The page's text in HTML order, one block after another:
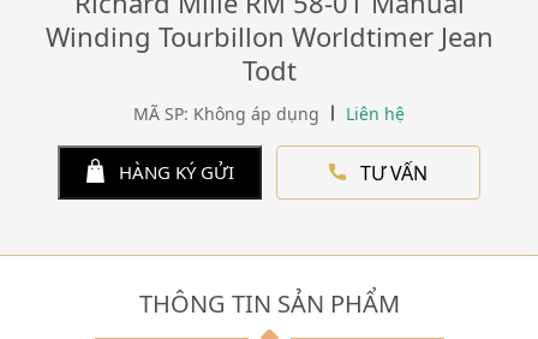
Winding Tourbillon Worldtimer Jean
Todt
MÃ SP: Không áp dụng Liên hệ
HÀNG KÝ GỬI TƯ VẤN
THÔNG TIN SẢN PHẨM